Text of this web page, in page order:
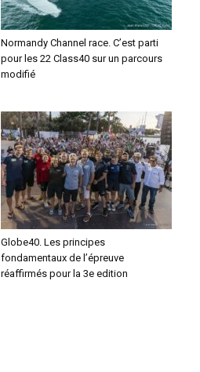
Normandy Channel race. C’est parti
pour les 22 Class40 sur un parcours
modifié
Globe40. Les principes
fondamentaux de l’épreuve
réaffirmés pour la 3e edition